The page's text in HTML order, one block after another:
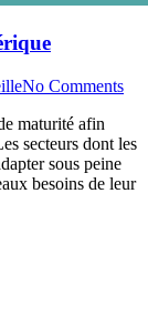
No Comments
maturité afin
secteurs dont les
sous peine
besoins de leur